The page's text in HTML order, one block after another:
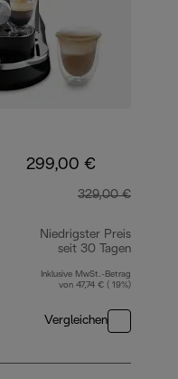
299,00 €
329,00 €
Niedrigster Preis
seit 30 Tagen
Inklusive MwSt.-Betrag
von 47,74 € ( 19%)
Vergleichen